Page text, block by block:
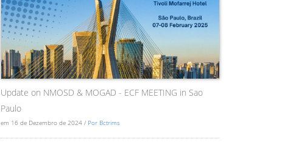
Update on NMOSD & MOGAD - ECF MEETING in Sao
Paulo
em 16 de Dezembro de 2024 / Por Bctrims